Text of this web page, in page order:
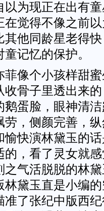
以为现正在出有
在觉得不像之前
其他同龄星老得
记忆的保护。
像个小孩样甜蜜
收骨子里透出来
鹅蛋脸，眼神清
劳，侧颜完善，
愉快演林黛玉的
的，看了灵女就
之气活脱脱的林
林黛玉直是小编
准了张纪中版西